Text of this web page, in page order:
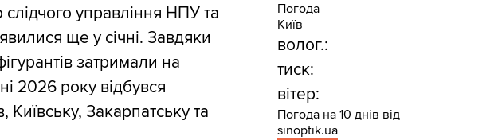
управління НПУ та
ще у січні. Завдяки
затримали на
2026 року відбувся
Київську, Закарпатську та
Погода
Київ
волог.:
тиск:
вітер:
Погода на 10 днів від
sinoptik.ua